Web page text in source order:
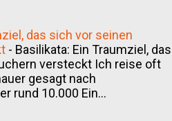
das sich vor seinen
- Basilikata: Ein Traumziel, das
versteckt Ich reise oft
gesagt nach
rund 10.000 Ein...